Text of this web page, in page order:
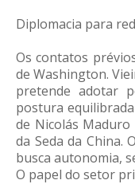
Diplomacia para
Os contatos
de Washington.
pretende adotar
postura
de Nicolás
da Seda da China.
busca autonomia,
O papel do setor